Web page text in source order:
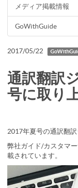
メディア掲載情報
GoWithGuide
2017/05/22
通訳翻訳
号に取り
2017年夏号の通訳翻
弊社ガイド/カスタマ
載されています。